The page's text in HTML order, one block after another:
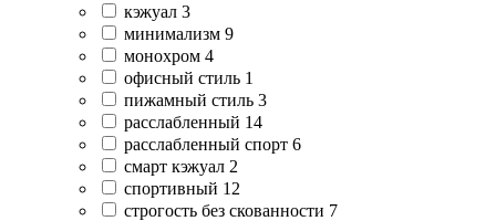
кэжуал 3
минимализм 9
монохром 4
офисный стиль 1
пижамный стиль 3
расслабленный 14
расслабленный спорт 6
смарт кэжуал 2
спортивный 12
строгость без скованности 7